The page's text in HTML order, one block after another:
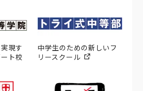
現す
ト校
中学生のための新しいフ
リースクール